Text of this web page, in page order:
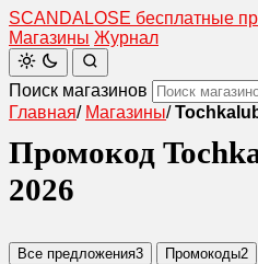
SCANDALOSE бесплатные
Магазины Журнал
Поиск магазинов
Главная/ Магазины/
Промокод
2026
Все предложения3 Промокоды2